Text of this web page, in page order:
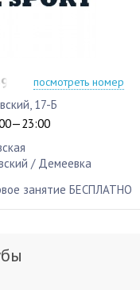
11 (098) 768-11-58
посмотреть номер
17-Б
/ Демеевка
занятие БЕСПЛАТНО